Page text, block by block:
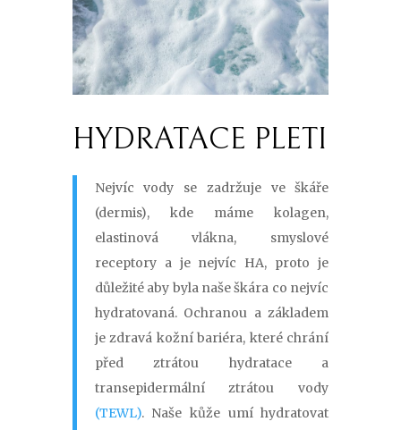
HYDRATACE PLETI
Nejvíc vody se zadržuje ve škáře
(dermis), kde máme kolagen,
elastinová vlákna, smyslové
receptory a je nejvíc HA, proto je
důležité aby byla naše škára co nejvíc
hydratovaná. Ochranou a základem
je zdravá kožní bariéra, které chrání
před ztrátou hydratace a
transepidermální ztrátou vody
(TEWL). Naše kůže umí hydratovat